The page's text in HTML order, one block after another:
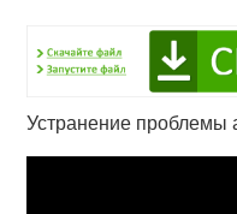
Устранение проблемы